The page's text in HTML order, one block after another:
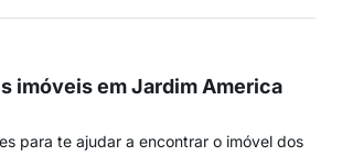
imóveis em Jardim America
para te ajudar a encontrar o imóvel dos